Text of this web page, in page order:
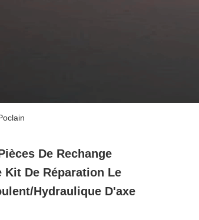
De Rechange
Kit De Réparation Le
hydraulique D'axe